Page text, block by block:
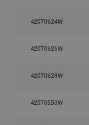
42070624W
42070626W
42070628W
42070550W